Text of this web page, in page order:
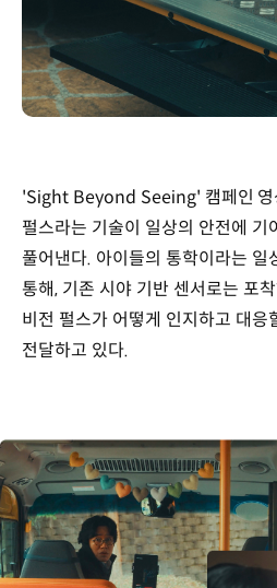
'Sight Beyond Seeing' 캠페인 영
펄스라는 기술이 일상의 안전에 기
풀어낸다. 아이들의 통학이라는 일
통해, 기존 시야 기반 센서로는 포
비전 펄스가 어떻게 인지하고 대응
전달하고 있다.